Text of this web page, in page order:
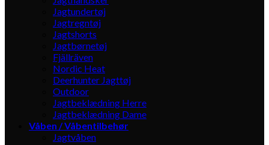
Jagtundertøj
Jagtregntøj
Jagtshorts
Jagtbørnetøj
Fjällräven
Nordic Heat
Deerhunter Jagttøj
Outdoor
Jagtbeklædning Herre
Jagtbeklædning Dame
Våben / Våbentilbehør
Jagtvåben